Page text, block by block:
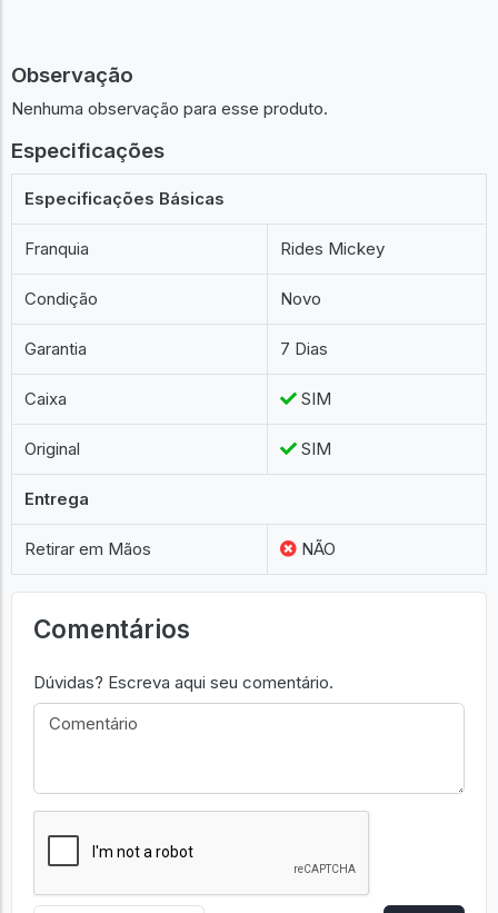
Observação
Nenhuma observação para esse produto.
Especificações
Especificações Básicas
Franquia Rides Mickey
Condição Novo
Garantia 7 Dias
Caixa SIM
Original SIM
Entrega
Retirar em Mãos NÃO
Comentários
Dúvidas? Escreva aqui seu comentário.